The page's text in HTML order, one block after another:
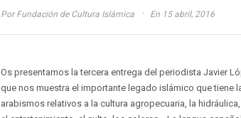
Por Fundación de Cultura Islámica · En 15 abril, 2016
Os presentamos la tercera entrega del periodista Javier
que nos muestra el importante legado islámico que tiene
arabismos relativos a la cultura agropecuaria, la